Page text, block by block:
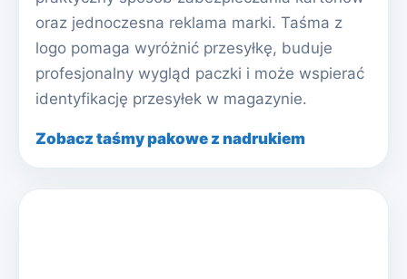
oraz jednoczesna reklama marki. Taśma z
logo pomaga wyróżnić przesyłkę, buduje
profesjonalny wygląd paczki i może wspierać
identyfikację przesyłek w magazynie.
Zobacz taśmy pakowe z nadrukiem